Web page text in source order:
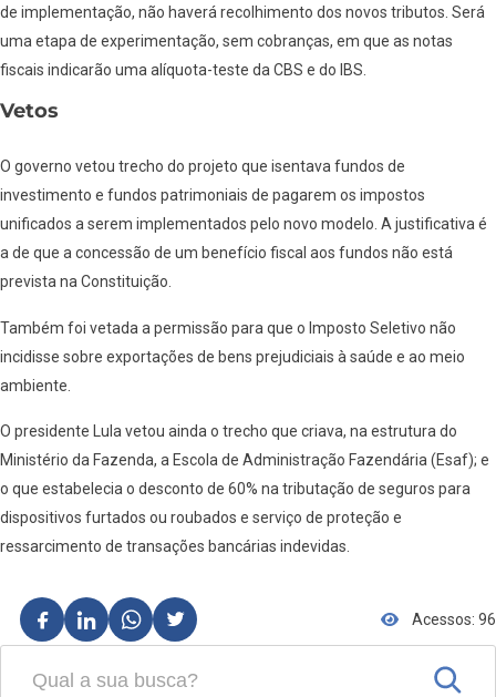
de implementação, não haverá recolhimento dos novos tributos. Será
uma etapa de experimentação, sem cobranças, em que as notas
fiscais indicarão uma alíquota-teste da CBS e do IBS.
Vetos
O governo vetou trecho do projeto que isentava fundos de
investimento e fundos patrimoniais de pagarem os impostos
unificados a serem implementados pelo novo modelo. A justificativa é
a de que a concessão de um benefício fiscal aos fundos não está
prevista na Constituição.
Também foi vetada a permissão para que o Imposto Seletivo não
incidisse sobre exportações de bens prejudiciais à saúde e ao meio
ambiente.
O presidente Lula vetou ainda o trecho que criava, na estrutura do
Ministério da Fazenda, a Escola de Administração Fazendária (Esaf); e
o que estabelecia o desconto de 60% na tributação de seguros para
dispositivos furtados ou roubados e serviço de proteção e
ressarcimento de transações bancárias indevidas.
Acessos: 96